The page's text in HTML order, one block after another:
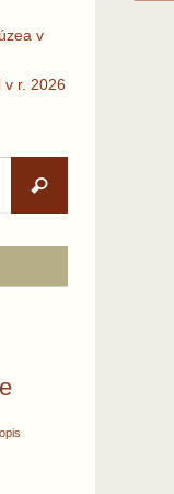
v
v r. 2026
Hľadať